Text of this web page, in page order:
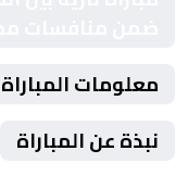
معلومات المباراة
نبذة عن المباراة